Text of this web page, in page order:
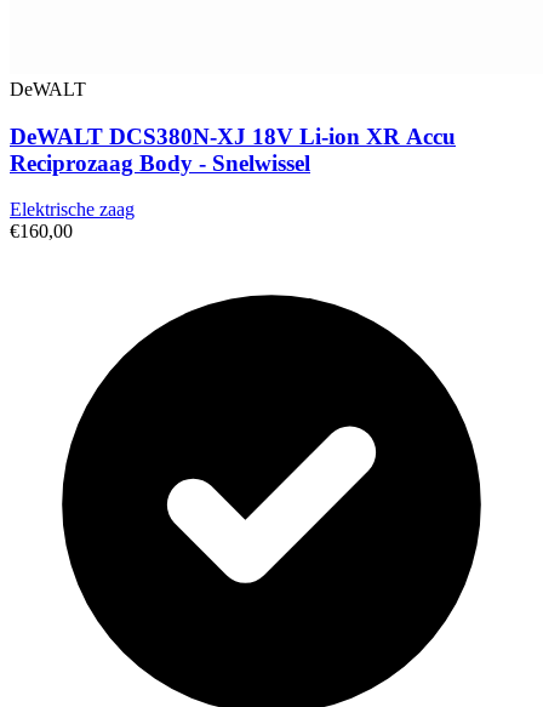
DeWALT
DeWALT DCS380N-XJ 18V Li-ion XR Accu
Reciprozaag Body - Snelwissel
Elektrische zaag
€160,00